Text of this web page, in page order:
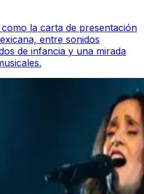
la carta de presentación
entre sonidos
de infancia y una mirada